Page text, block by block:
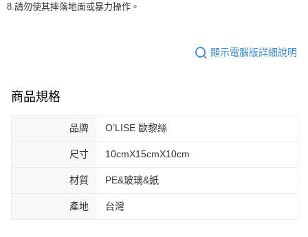
8.請勿使其摔落地面或暴力操作。
顯示電腦版詳細說明
商品規格
品牌 O’LISE 歐黎絲
尺寸 10cmX15cmX10cm
材質 PE&玻璃&紙
產地 台灣